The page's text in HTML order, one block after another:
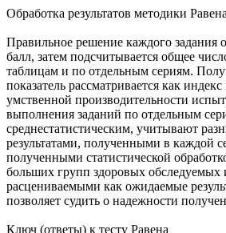
Обработка результатов методики
Правильное решение каждого задания
балл, затем подсчитывается общее
таблицам и по отдельным сериям.
показатель рассматривается как индекс
умственной производительности
выполнения заданий по отдельным
среднестатистическим, учитывают
результатами, полученными в каждой
полученными статистической
больших групп здоровых обследуемых
расцениваемыми как ожидаемые
позволяет судить о надежности
Ключ (ответы) к тесту Равена